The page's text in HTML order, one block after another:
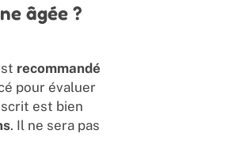
âgée ?
recommandé
pour évaluer
est bien
. Il ne sera pas